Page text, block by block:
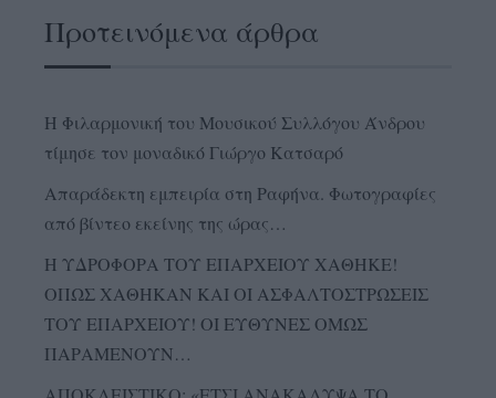
Προτεινόμενα άρθρα
Η Φιλαρμονική του Μουσικού Συλλόγου Άνδρου
τίμησε τον μοναδικό Γιώργο Κατσαρό
Απαράδεκτη εμπειρία στη Ραφήνα. Φωτογραφίες
από βίντεο εκείνης της ώρας…
Η ΥΔΡΟΦΟΡΑ ΤΟΥ ΕΠΑΡΧΕΙΟΥ ΧΑΘΗΚΕ!
ΟΠΩΣ ΧΑΘΗΚΑΝ ΚΑΙ ΟΙ ΑΣΦΑΛΤΟΣΤΡΩΣΕΙΣ
ΤΟΥ ΕΠΑΡΧΕΙΟΥ! ΟΙ ΕΥΘΥΝΕΣ ΟΜΩΣ
ΠΑΡΑΜΕΝΟΥΝ…